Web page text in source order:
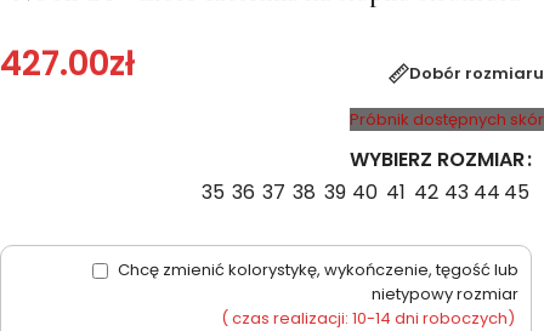
427.00zł
Dobór rozmiaru
Próbnik dostępnych skór
WYBIERZ ROZMIAR
35 36 37 38 39 40 41 42 43 44 45
Chcę zmienić kolorystykę, wykończenie, tęgość lub
nietypowy rozmiar
( czas realizacji: 10-14 dni roboczych)